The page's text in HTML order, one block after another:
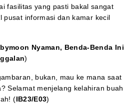
fasilitas yang pasti bakal sangat
pusat informasi dan kamar kecil
Nyaman, Benda-Benda Ini
)
bukan, mau ke mana saat
Selamat menjelang kelahiran buah
(IB23/E03)